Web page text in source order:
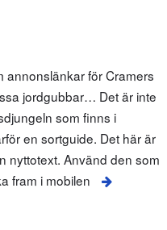
annonslänkar för Cramers
jordgubbar… Det är inte
som finns i
en sortguide. Det här är
nyttotext. Använd den som
fram i mobilen